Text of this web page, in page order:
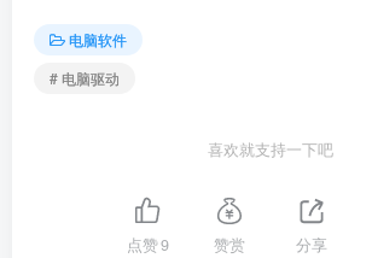
电脑软件
# 电脑驱动
喜欢就支持一下吧
点赞9 赞赏 分享